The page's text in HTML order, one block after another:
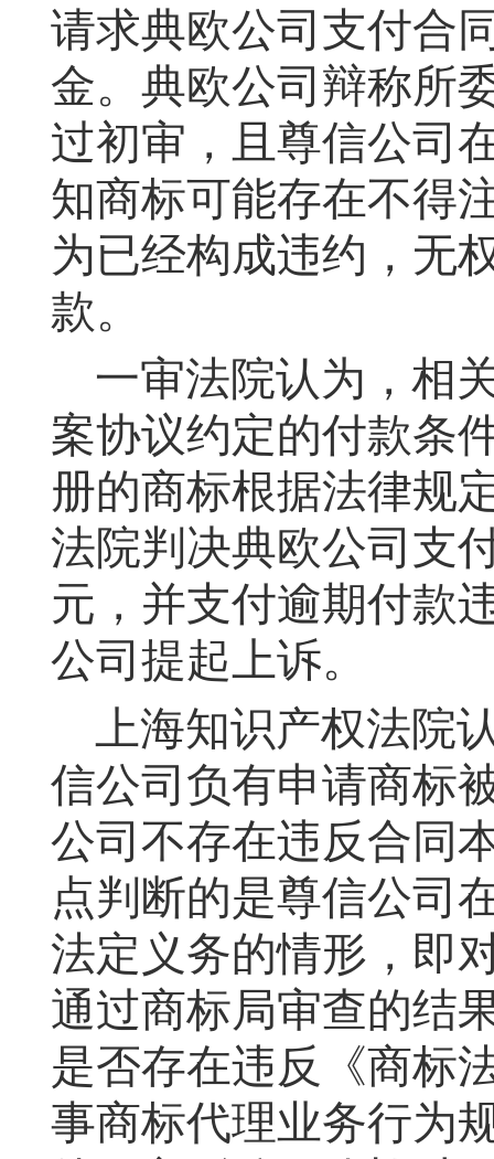
请求典欧公司支付合
金。典欧公司辩称所
过初审，且尊信公司
知商标可能存在不得
为已经构成违约，无
款。
一审法院认为，相
案协议约定的付款条
册的商标根据法律规
法院判决典欧公司支
元，并支付逾期付款
公司提起上诉。
上海知识产权法院
信公司负有申请商标
公司不存在违反合同
点判断的是尊信公司
法定义务的情形，即
通过商标局审查的结
是否存在违反《商标
事商标代理业务行为